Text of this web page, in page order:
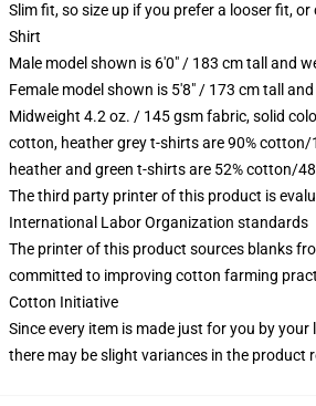
Slim fit, so size up if you prefer a looser fit, or
Shirt
Male model shown is 6'0" / 183 cm tall and
Female model shown is 5'8" / 173 cm tall and
Midweight 4.2 oz. / 145 gsm fabric, solid
cotton, heather grey t-shirts are 90% cotton/
heather and green t-shirts are 52% cotton/
The third party printer of this product is
International Labor Organization standards
The printer of this product sources blanks
committed to improving cotton farming
Cotton Initiative
Since every item is made just for you by
there may be slight variances in the product